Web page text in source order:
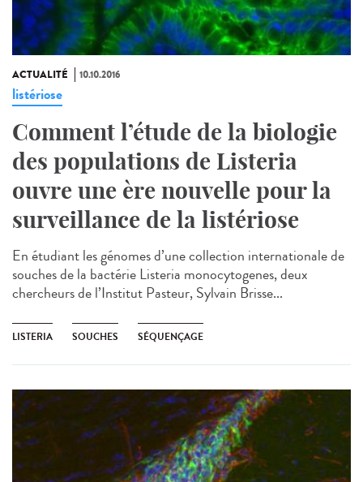
ACTUALITÉ 10.10.2016
listériose
Comment l’étude de la biologie
des populations de Listeria
ouvre une ère nouvelle pour la
surveillance de la listériose
En étudiant les génomes d’une collection internationale de
souches de la bactérie Listeria monocytogenes, deux
chercheurs de l’Institut Pasteur, Sylvain Brisse...
LISTERIA SOUCHES SÉQUENÇAGE